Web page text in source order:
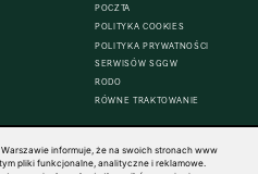
POCZTA
POLITYKA COOKIES
POLITYKA PRYWATNOŚCI
SERWISÓW SGGW
RODO
RÓWNE TRAKTOWANIE
Warszawie informuje, że na swoich stronach www
pliki funkcjonalne, analityczne i reklamowe.